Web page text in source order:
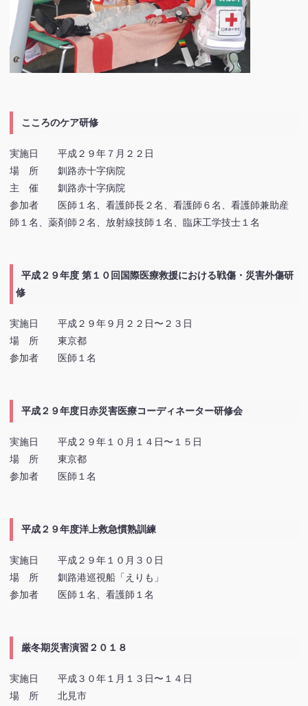
こころのケア研修
実施日 平成２９年７月２２日
場 所 釧路赤十字病院
主 催 釧路赤十字病院
参加者 医師１名、看護師長２名、看護師６名、看護師兼助産
師１名、薬剤師２名、放射線技師１名、臨床工学技士１名
平成２９年度 第１０回国際医療救援における戦傷・災害外傷研
修
実施日 平成２９年９月２２日〜２３日
場 所 東京都
参加者 医師１名
平成２９年度日赤災害医療コーディネーター研修会
実施日 平成２９年１０月１４日〜１５日
場 所 東京都
参加者 医師１名
平成２９年度洋上救急慣熟訓練
実施日 平成２９年１０月３０日
場 所 釧路港巡視船「えりも」
参加者 医師１名、看護師１名
厳冬期災害演習２０１８
実施日 平成３０年１月１３日〜１４日
場 所 北見市